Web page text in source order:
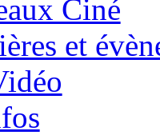
Ciné
et